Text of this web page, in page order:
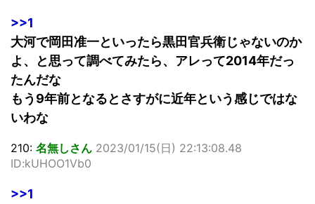
>>1
大河で岡田准一といったら黒田官兵衛じゃないのか
よ、と思って調べてみたら、アレって2014年だっ
たんだな
もう9年前となるとさすがに近年という感じではな
いわな
210: 名無しさん 2023/01/15(日) 22:13:08.48
ID:kUHOO1Vb0
>>1